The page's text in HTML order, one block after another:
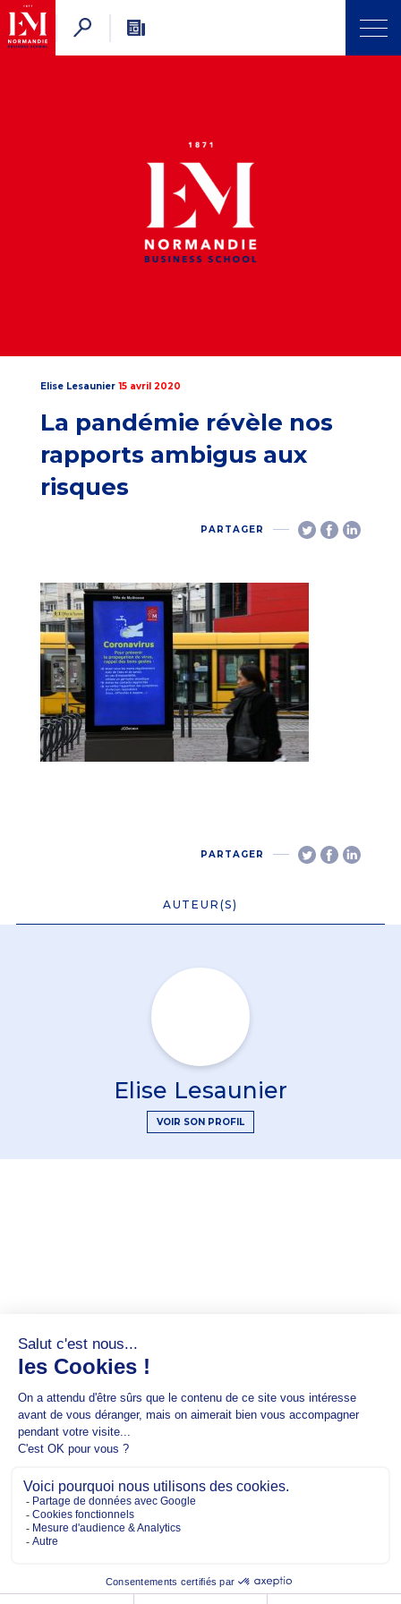
Elise Lesaunier 15 avril 2020
La pandémie révèle nos
rapports ambigus aux
risques
PARTAGER
PARTAGER
AUTEUR(S)
Elise Lesaunier
VOIR SON PROFIL
Copyright @2026 EM Normandie